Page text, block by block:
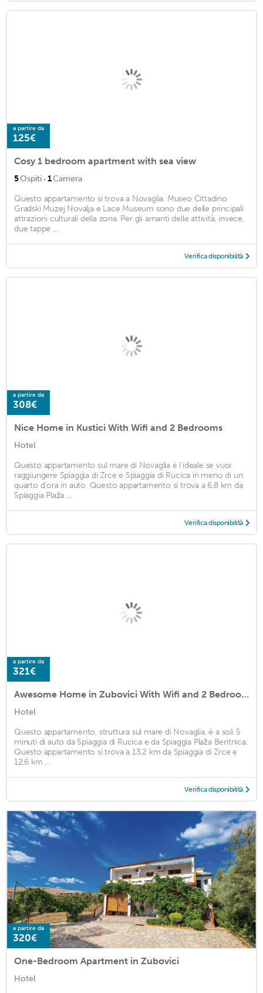
a partire da
125€
Cosy 1 bedroom apartment with sea view
5Ospiti · 1Camera
Questo appartamento si trova a Novaglia. Museo Cittadino
Gradski Muzej Novalja e Lace Museum sono due delle principali
attrazioni culturali della zona. Per gli amanti delle attività, invece,
due tappe ...
Verifica disponibilità
a partire da
308€
Nice Home in Kustici With Wifi and 2 Bedrooms
Hotel
Questo appartamento sul mare di Novaglia è l'ideale se vuoi
raggiungere Spiaggia di Zrce e Spiaggia di Rucica in meno di un
quarto d'ora in auto. Questo appartamento si trova a 6,8 km da
Spiaggia Plaža ...
Verifica disponibilità
a partire da
321€
Awesome Home in Zubovici With Wifi and 2 Bedrooms
Hotel
Questo appartamento, struttura sul mare di Novaglia, è a soli 5
minuti di auto da Spiaggia di Rucica e da Spiaggia Plaža Beritnica.
Questo appartamento si trova a 13,2 km da Spiaggia di Zrce e
12,6 km ...
Verifica disponibilità
a partire da
320€
One-Bedroom Apartment in Zubovici
Hotel